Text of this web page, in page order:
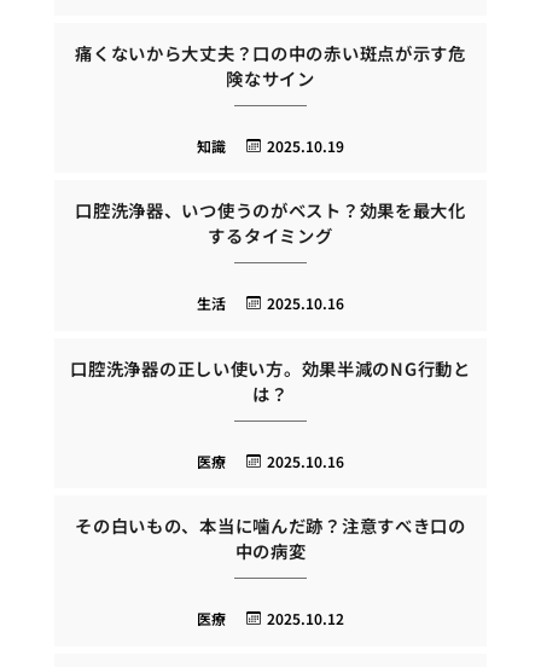
痛くないから大丈夫？口の中の赤い斑点が示す危
険なサイン
2025.10.19
知識
口腔洗浄器、いつ使うのがベスト？効果を最大化
するタイミング
2025.10.16
生活
口腔洗浄器の正しい使い方。効果半減のNG行動と
は？
2025.10.16
医療
その白いもの、本当に噛んだ跡？注意すべき口の
中の病変
2025.10.12
医療